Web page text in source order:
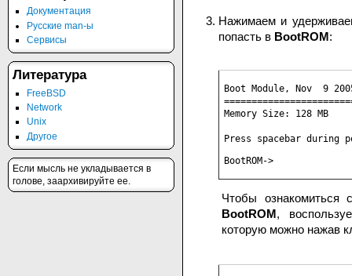
Нажимаем и
попасть в BootROM:
Boot Module, Nov  9
Memory Size: 128 MB
Press spacebar during
BootROM->
Чтобы ознакомиться
BootROM,
которую можно нажав
Документация
Русские man-ы
Сервисы
Литература
FreeBSD
Network
Unix
Другое
Если мысль не укладывается в
голове, заархивируйте ее.